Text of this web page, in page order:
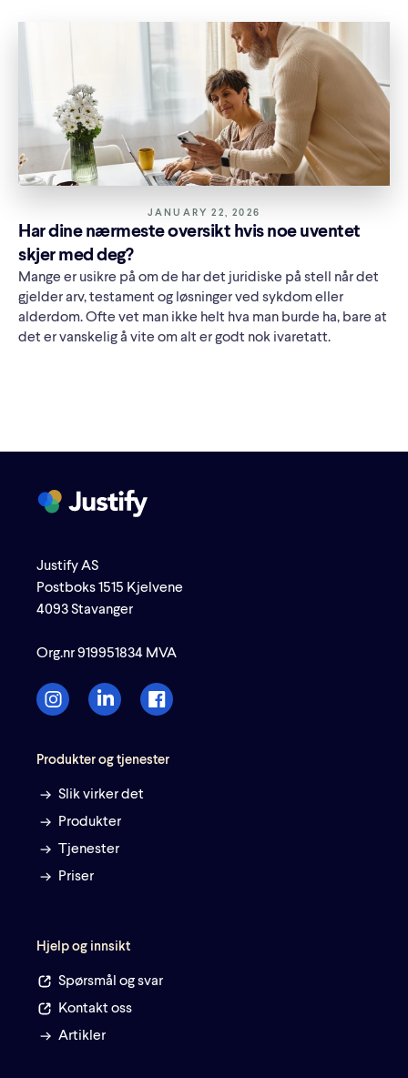
JANUARY 22, 2026
Har dine nærmeste oversikt hvis noe uventet
skjer med deg?
Mange er usikre på om de har det juridiske på stell når det
gjelder arv, testament og løsninger ved sykdom eller
alderdom. Ofte vet man ikke helt hva man burde ha, bare at
det er vanskelig å vite om alt er godt nok ivaretatt.
Justify AS
Postboks 1515 Kjelvene
4093 Stavanger
Org.nr 919951834 MVA
Produkter og tjenester
Slik virker det
Produkter
Tjenester
Priser
Hjelp og innsikt
Spørsmål og svar
Kontakt oss
Artikler